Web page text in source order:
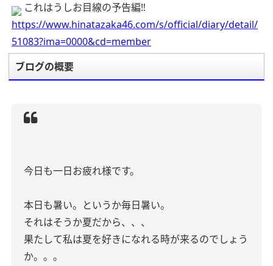
これはうしお目線の予告編‼︎
https://www.hinatazaka46.com/s/official/diary/detail/
51083?ima=0000&cd=member
ブログの概要
今日も一日お疲れ様です。
本日も暑い。というか毎日暑い。
それはそうか夏だから、、、
果たして私は夏を好きになれる時が来るのでしょう
か。。。